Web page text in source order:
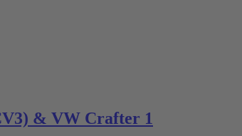
& VW Crafter 1